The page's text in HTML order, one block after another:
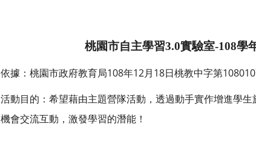
桃園市自主學習3.0實驗室-108學
依據：桃園市政府教育局108年12月 18日桃教中字第
活動目的：希望藉由主題營隊活動，透過動手實作增進學
機會交流互動，激發學習的潛能！